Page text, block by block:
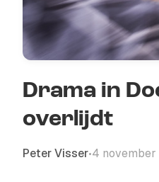
Drama in
overlijdt
Peter Visser•4